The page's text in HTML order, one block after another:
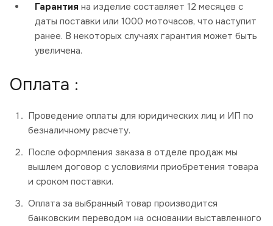
Гарантия на изделие составляет 12 месяцев с
даты поставки или 1000 моточасов, что наступит
ранее. В некоторых случаях гарантия может быть
увеличена.
Оплата :
Проведение оплаты для юридических лиц и ИП по
безналичному расчету.
После оформления заказа в отделе продаж мы
вышлем договор с условиями приобретения товара
и сроком поставки.
Оплата за выбранный товар производится
банковским переводом на основании выставленного